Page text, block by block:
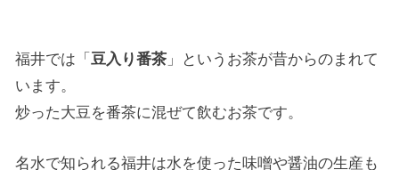
福井では「豆入り番茶 」というお茶が昔からのまれて
います。
炒った大豆を番茶に混ぜて飲むお茶です。
名水で知られる福井は水を使った味噌や醤油の生産も